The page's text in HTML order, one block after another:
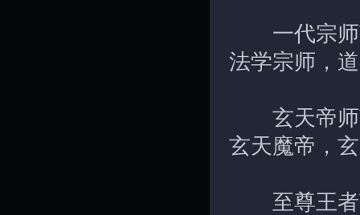
一代宗师
法学宗师，
玄天帝师
玄天魔帝，
至尊王者